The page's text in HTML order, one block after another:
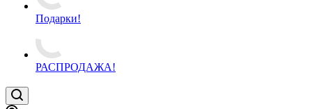
Подарки!
РАСПРОДАЖА!